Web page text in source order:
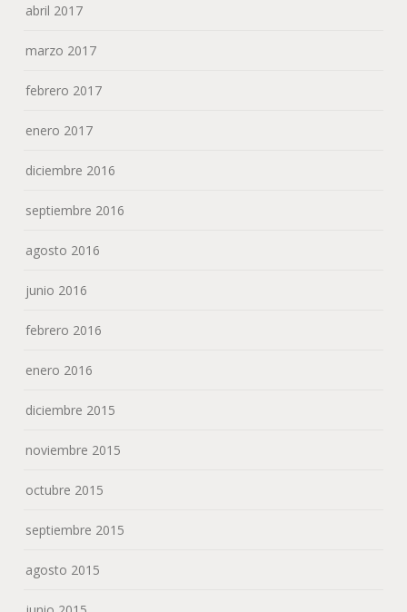
abril 2017
marzo 2017
febrero 2017
enero 2017
diciembre 2016
septiembre 2016
agosto 2016
junio 2016
febrero 2016
enero 2016
diciembre 2015
noviembre 2015
octubre 2015
septiembre 2015
agosto 2015